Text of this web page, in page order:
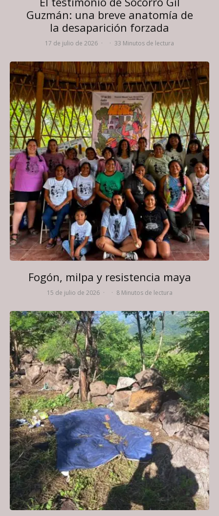
Guzmán: una breve anatomía de
la desaparición forzada
17 de julio de 2026 · · 33 Minutos de lectura
Fogón, milpa y resistencia maya
15 de julio de 2026 · · 8 Minutos de lectura